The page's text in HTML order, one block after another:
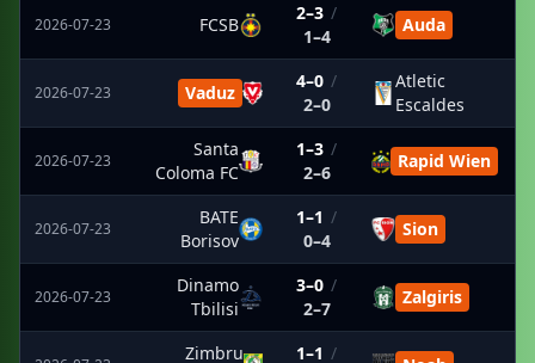
2026-07-23 FCSB
2–3 /
1–4
Auda
2026-07-23 Vaduz
4–0 /
2–0
Atletic
Escaldes
2026-07-23
Santa
Coloma FC
1–3 /
2–6
Rapid Wien
2026-07-23
BATE
Borisov
1–1 /
0–4
Sion
2026-07-23
Dinamo
Tbilisi
3–0 /
2–7
Zalgiris
Zimbru
1–1 /